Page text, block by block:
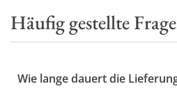
Häufig gestellte
Wie lange dauert die